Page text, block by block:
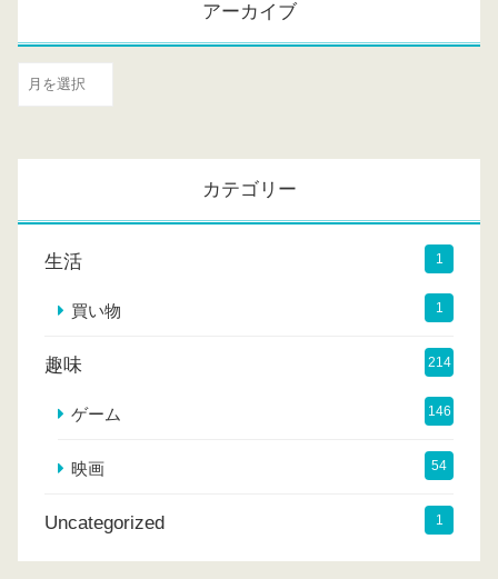
アーカイブ
ア
ー
カテゴリー
生活 1
買い物 1
趣味 214
ゲーム 146
映画 54
Uncategorized 1